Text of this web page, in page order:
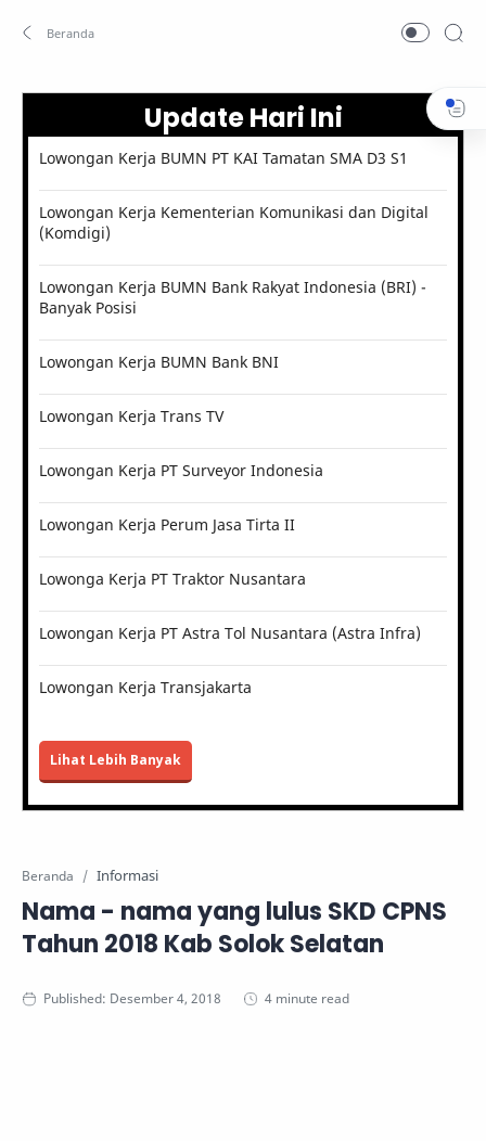
Update Hari Ini
Lowongan Kerja BUMN PT KAI Tamatan SMA D3 S1
Lowongan Kerja Kementerian Komunikasi dan Digital
(Komdigi)
Lowongan Kerja BUMN Bank Rakyat Indonesia (BRI) -
Banyak Posisi
Lowongan Kerja BUMN Bank BNI
Lowongan Kerja Trans TV
Lowongan Kerja PT Surveyor Indonesia
Lowongan Kerja Perum Jasa Tirta II
Lowonga Kerja PT Traktor Nusantara
Lowongan Kerja PT Astra Tol Nusantara (Astra Infra)
Lowongan Kerja Transjakarta
Lihat Lebih Banyak
Beranda Informasi
Nama - nama yang lulus SKD CPNS
Tahun 2018 Kab Solok Selatan
4 minute read